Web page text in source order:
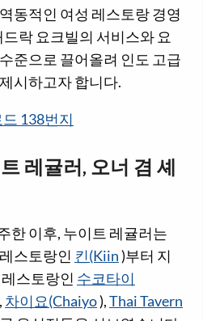
동적인 여성 레스토랑 경영
락 요크빌의 서비스와 요
준으로 끌어올려 인도 고급
시하고자 합니다.
138번지
레귤러, 오너 겸 셰
한 이후, 누이트 레귤러는
스토랑인 킨(Kiin)부터 지
스토랑인 수코타이
, 차이요(Chaiyo),Thai Tavern